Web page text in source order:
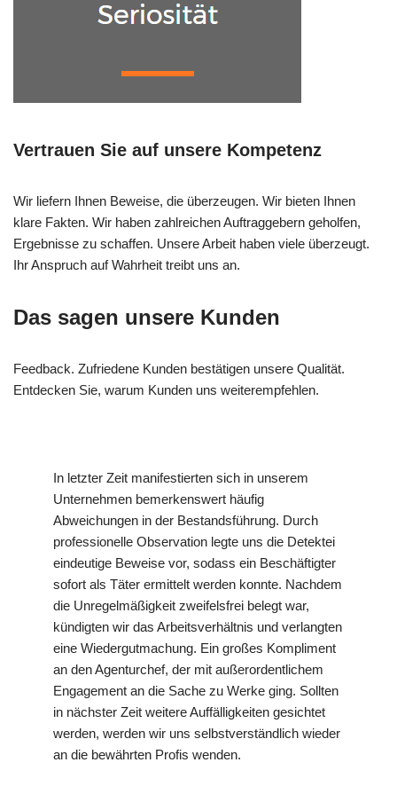
Vertrauen Sie auf unsere Kompetenz
Wir liefern Ihnen Beweise, die überzeugen. Wir bieten Ihnen
klare Fakten. Wir haben zahlreichen Auftraggebern geholfen,
Ergebnisse zu schaffen. Unsere Arbeit haben viele überzeugt.
Ihr Anspruch auf Wahrheit treibt uns an.
Das sagen unsere Kunden
Feedback. Zufriedene Kunden bestätigen unsere Qualität.
Entdecken Sie, warum Kunden uns weiterempfehlen.
In letzter Zeit manifestierten sich in unserem
Unternehmen bemerkenswert häufig
Abweichungen in der Bestandsführung. Durch
professionelle Observation legte uns die Detektei
eindeutige Beweise vor, sodass ein Beschäftigter
sofort als Täter ermittelt werden konnte. Nachdem
die Unregelmäßigkeit zweifelsfrei belegt war,
kündigten wir das Arbeitsverhältnis und verlangten
eine Wiedergutmachung. Ein großes Kompliment
an den Agenturchef, der mit außerordentlichem
Engagement an die Sache zu Werke ging. Sollten
in nächster Zeit weitere Auffälligkeiten gesichtet
werden, werden wir uns selbstverständlich wieder
an die bewährten Profis wenden.